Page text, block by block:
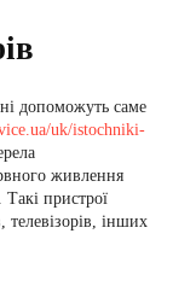
допоможуть саме
uk/istochniki-
живлення
Такі пристрої
телевізорів, інших